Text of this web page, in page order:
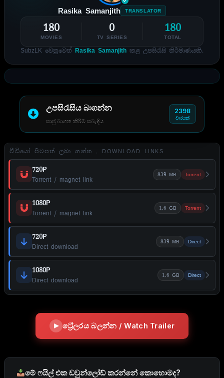
Rasika Samanjith TRANSLATOR
180
MOVIES
0
TV SERIES
180
TOTAL
SubzLK වෙනුවෙන් Rasika Samanjith කළ උපසිරැසි නිර්මාණයකි.
උපසිරැසිය බාගන්න
සෘජු බාගත කිරීම් සබැඳිය
2398
වාරයක්
වීඩියෝ පිටපත් ලබා ගන්න . DOWNLOAD LINKS
720P
Torrent / magnet link
839 MB Torrent
1080P
Torrent / magnet link
1.6 GB Torrent
720P
Direct download
839 MB Direct
1080P
Direct download
1.6 GB Direct
ට්‍රේලරය බලන්න / Watch Trailer
මේ ෆයිල් එක ඩවුන්ලෝඩ් කරන්නේ කොහොමද?